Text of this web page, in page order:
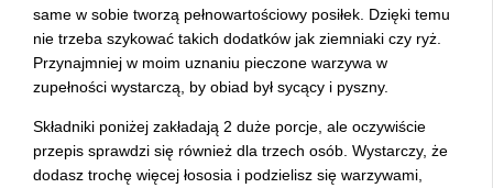
same w sobie tworzą pełnowartościowy posiłek. Dzięki temu
nie trzeba szykować takich dodatków jak ziemniaki czy ryż.
Przynajmniej w moim uznaniu pieczone warzywa w
zupełności wystarczą, by obiad był sycący i pyszny.
Składniki poniżej zakładają 2 duże porcje, ale oczywiście
przepis sprawdzi się również dla trzech osób. Wystarczy, że
dodasz trochę więcej łososia i podzielisz się warzywami,